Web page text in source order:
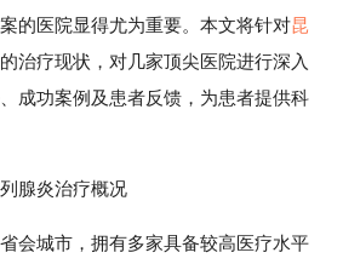
的医院显得尤为重要。本文将针对昆
治疗现状，对几家顶尖医院进行深入
成功案例及患者反馈，为患者提供科
腺炎治疗概况
会城市，拥有多家具备较高医疗水平